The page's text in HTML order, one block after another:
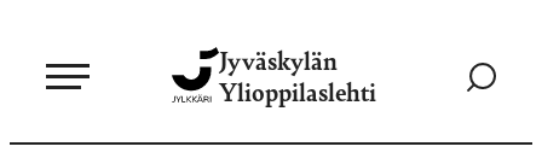
sisältöön
Jyväskylän
Ylioppilaslehti
Siirry